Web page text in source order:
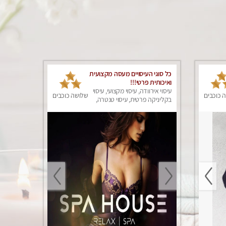
כוכבים
כל סוגי העיסויים מעסה מקצועית
ואיכותית פרטי!!!
עיסוי אירוודה, עיסוי מקצועי, עיסוי
בקליניקה פרטית, עיסוי טנטרה,
שלושה כוכבים